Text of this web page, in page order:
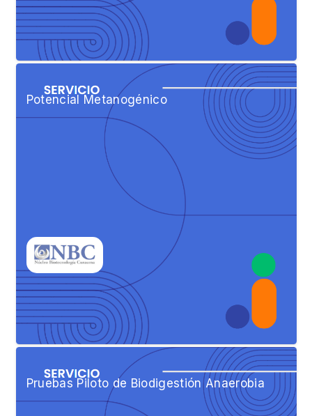
Potencial Metanogénico
Pruebas Piloto de Biodigestión Anaerobia